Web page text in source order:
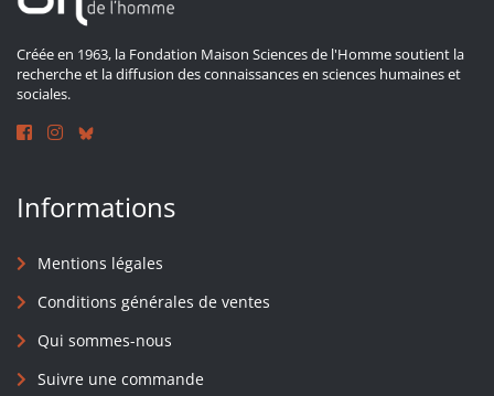
Créée en 1963, la Fondation Maison Sciences de l'Homme soutient la
recherche et la diffusion des connaissances en sciences humaines et
sociales.
Informations
Mentions légales
Conditions générales de ventes
Qui sommes-nous
Suivre une commande